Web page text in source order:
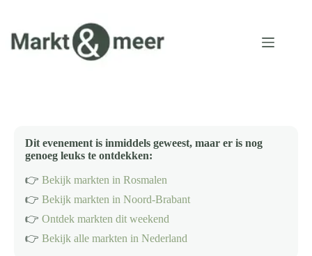
inhoud
Dit evenement is inmiddels geweest, maar er is nog
genoeg leuks te ontdekken:
👉 Bekijk markten in Rosmalen
👉 Bekijk markten in Noord-Brabant
👉 Ontdek markten dit weekend
👉 Bekijk alle markten in Nederland